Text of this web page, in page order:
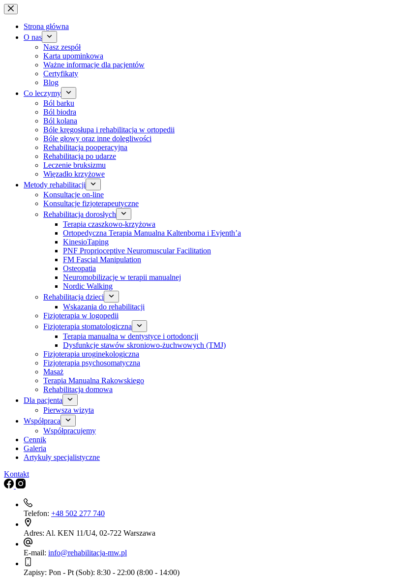
Przejdź
do
treści
Strona główna
O nas
Nasz zespół
Karta upominkowa
Ważne informacje dla pacjentów
Certyfikaty
Blog
Co leczymy
Ból barku
Ból biodra
Ból kolana
Bóle kręgosłupa i rehabilitacja w ortopedii
Bóle głowy oraz inne dolegliwości
Rehabilitacja pooperacyjna
Rehabilitacja po udarze
Leczenie bruksizmu
Więzadło krzyżowe
Metody rehabilitacji
Konsultacje on-line
Konsultacje fizjoterapeutyczne
Rehabilitacja dorosłych
Terapia czaszkowo-krzyżowa
Ortopedyczna Terapia Manualna Kaltenborna i Evjenth’a
KinesioTaping
PNF Proprioceptive Neuromuscular Facilitation
FM Fascial Manipulation
Osteopatia
Neuromobilizacje w terapii manualnej
Nordic Walking
Rehabilitacja dzieci
Wskazania do rehabilitacji
Fizjoterapia w logopedii
Fizjoterapia stomatologiczna
Terapia manualna w dentystyce i ortodoncji
Dysfunkcje stawów skroniowo-żuchwowych (TMJ)
Fizjoterapia uroginekologiczna
Fizjoterapia psychosomatyczna
Masaż
Terapia Manualna Rakowskiego
Rehabilitacja domowa
Dla pacjenta
Pierwsza wizyta
Współpraca
Współpracujemy
Cennik
Galeria
Artykuły specjalistyczne
Kontakt
Telefon: +48 502 277 740
Adres: Al. KEN 11/U4, 02-722 Warszawa
E-mail: info@rehabilitacja-mw.pl
Zapisy: Pon - Pt (Sob): 8:30 - 22:00 (8:00 - 14:00)